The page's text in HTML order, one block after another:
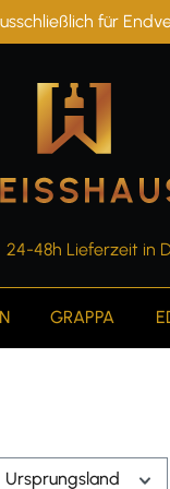
für
24-48h Lieferzeit in
GRAPPA
Ursprungsland